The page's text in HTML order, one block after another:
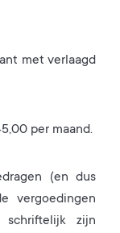
met verlaagd
per maand.
(en dus
vergoedingen
zijn